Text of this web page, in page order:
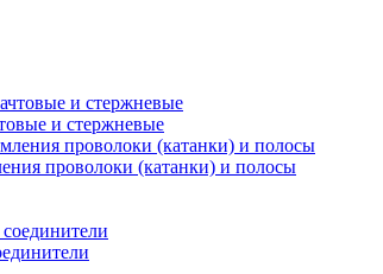
и стержневые
проволоки (катанки) и полосы